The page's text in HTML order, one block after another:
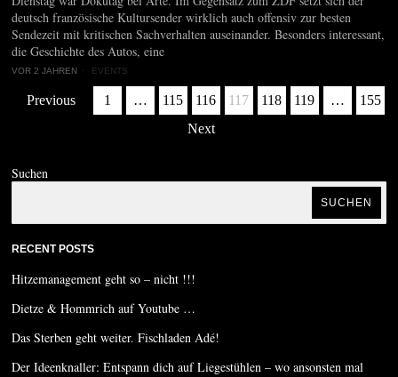
deutsch französische Kultursender wirklich auch offensiv zur besten
Sendezeit mit kritischen Sachverhalten auseinander. Besonders interessant,
die Geschichte des Autos, eine
VOR 2 JAHREN EVENTS
Previous 1 … 115 116 117 118 119 …
155
Next
Suchen
SUCHEN
RECENT POSTS
Hitzemanagement geht so – nicht !!!
Dietze & Hommrich auf Youtube …
Das Sterben geht weiter. Fischladen Adé!
Der Ideenknaller: Entspann dich auf Liegestühlen – wo ansonsten mal